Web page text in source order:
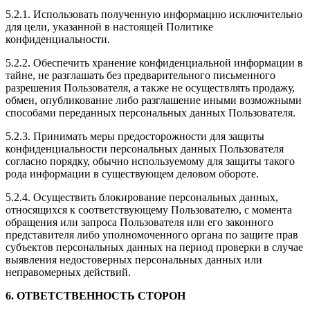
5.2.1. Использовать полученную информацию исключительно
для цели, указанной в настоящей Политике
конфиденциальности.
5.2.2. Обеспечить хранение конфиденциальной информации в
тайне, не разглашать без предварительного письменного
разрешения Пользователя, а также не осуществлять продажу,
обмен, опубликование либо разглашение иными возможными
способами переданных персональных данных Пользователя.
5.2.3. Принимать меры предосторожности для защиты
конфиденциальности персональных данных Пользователя
согласно порядку, обычно используемому для защиты такого
рода информации в существующем деловом обороте.
5.2.4. Осуществить блокирование персональных данных,
относящихся к соответствующему Пользователю, с момента
обращения или запроса Пользователя или его законного
представителя либо уполномоченного органа по защите прав
субъектов персональных данных на период проверки в случае
выявления недостоверных персональных данных или
неправомерных действий.
6. ОТВЕТСТВЕННОСТЬ СТОРОН